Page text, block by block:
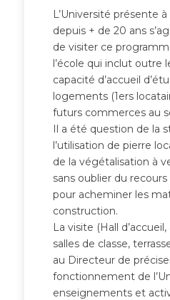
L’Université présente
depuis + de 20 ans
de visiter ce
l’école qui inclut outre
capacité d’accueil
logements (1ers
futurs commerces au
Il a été question de la
l’utilisation de pierre
de la végétalisation à
sans oublier du
pour acheminer les
construction.
La visite (Hall
salles de classe,
au Directeur de
fonctionnement de
enseignements et